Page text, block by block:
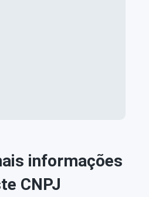
informações
CNPJ